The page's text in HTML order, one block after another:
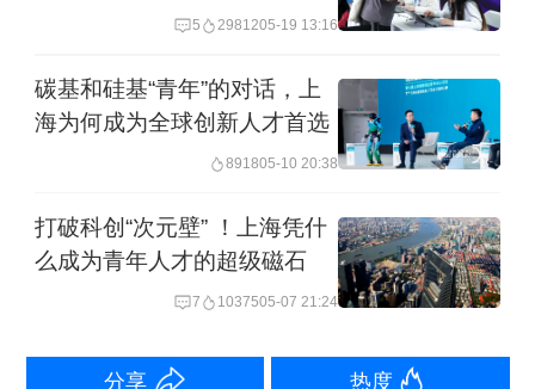
服务和管理工作。
第三条 公安部应当会同国务院有关部
门建立外国人入境出境服务和管理信息
第四条 在签证签发管理和外国人在中
国境内停留居留管理工作中，外交部、
5 2981205-19 13:16
碳基和硅基“青年”的对话，上
海为何成为全球创新人才首选
891805-10 20:38
打破科创“次元壁” ！上海凭什
么成为青年人才的超级磁石
7 1037505-07 21:24
分享 热度